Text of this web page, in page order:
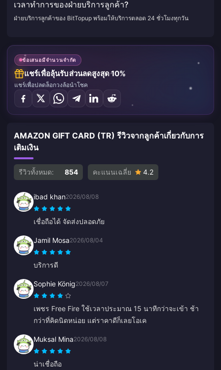
เวลาทำการของฝ่ายบริการลูกค้า?
ฝ่ายบริการลูกค้าของ BitTopup พร้อมให้บริการตลอด 24 ชั่วโมงทุกวัน
ข้อเสนอมีจำนวนจำกัด
แชร์เพื่อลุ้นรับส่วนลดสูงสุด 10%
แชร์เพื่อปลดล็อกวงล้อนำโชค
AMAZON GIFT CARD (TR) รีวิวจากลูกค้าเกี่ยวกับการ
เติมเงิน
รีวิวทั้งหมด: 854 คะแนนเฉลี่ย 4.2
ibad khan2026/08/08
เชื่อถือได้ จัดส่งปลอดภัย
Jamil Mosa2026/08/04
บริการดี
Sophie König2026/08/07
เพชร Free Fire ใช้เวลาประมาณ 15 นาทีกว่าจะเข้า ช้า
กว่าที่คิดนิดหน่อย แต่ราคาดีก็เลยโอเค
Muksal Mina2026/08/08
น่าเชื่อถือ